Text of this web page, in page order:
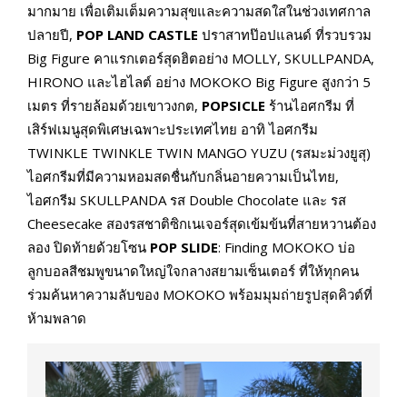
มากมาย เพื่อเติมเต็มความสุขและความสดใสในช่วงเทศกาล
ปลายปี, POP LAND CASTLE ปราสาทป๊อปแลนด์ ที่รวบรวม
Big Figure คาแรกเตอร์สุดฮิตอย่าง MOLLY, SKULLPANDA,
HIRONO และไฮไลต์ อย่าง MOKOKO Big Figure สูงกว่า 5
เมตร ที่รายล้อมด้วยเขาวงกต, POPSICLE ร้านไอศกรีม ที่
เสิร์ฟเมนูสุดพิเศษเฉพาะประเทศไทย อาทิ ไอศกรีม
TWINKLE TWINKLE TWIN MANGO YUZU (รสมะม่วงยูสุ)
ไอศกรีมที่มีความหอมสดชื่นกับกลิ่นอายความเป็นไทย,
ไอศกรีม SKULLPANDA รส Double Chocolate และ รส
Cheesecake สองรสชาติซิกเนเจอร์สุดเข้มข้นที่สายหวานต้อง
ลอง ปิดท้ายด้วยโซน POP SLIDE: Finding MOKOKO บ่อ
ลูกบอลสีชมพูขนาดใหญ่ใจกลางสยามเซ็นเตอร์ ที่ให้ทุกคน
ร่วมค้นหาความลับของ MOKOKO พร้อมมุมถ่ายรูปสุดคิวต์ที่
ห้ามพลาด